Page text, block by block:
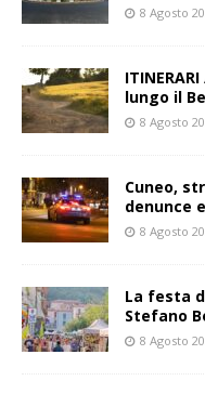
8 Agosto
lungo il
8 Agosto
Cuneo,
denunce
8 Agosto
La festa
Stefano
8 Agosto